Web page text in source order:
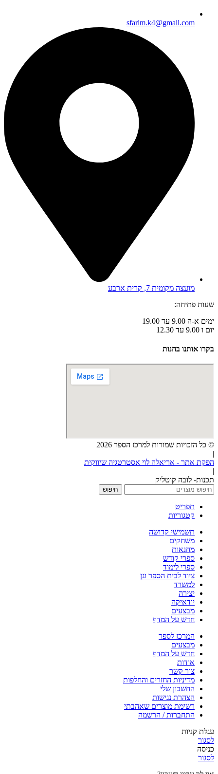
sfarim.k4@gmail.com
מועצה מקומית 7, קרית ארבע
שעות פתיחה:
ימים א-ה 9.00 עד 19.00
יום ו 9.00 עד 12.30
בקרו אותנו בחנות
© כל הזכויות שמורות למרכז הספר 2026
|
הפקת אתר - אריאלה לוי אסטרטגיה שיווקית
|
תכנות- לובה קוטליק
חיפוש
תפריט
קטגוריות
תשמישי קדושה
משחקים
מחנאות
ספרי קודש
ספרי לימוד
ציוד לבית הספר וגן
למשרד
יצירה
יודאיקה
מבצעים
חדש על המדף
המרכז לספר
מבצעים
חדש על המדף
אודות
צור קשר
מדיניות החזרים והחלפות
החשבון שלי
הצהרת נגישות
רשימת מוצרים שאהבתי
התחברות / הרשמה
עגלת קניות
לסגור
כניסה
לסגור